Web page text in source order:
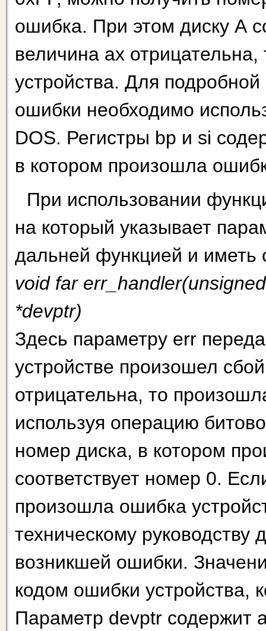
ошибка. При этом диску А
величина ах
устройства. Для
ошибки необходимо
DOS. Регистры bp и si
в котором произошла
При использовании
на который указывает
дальней функцией и иметь
void far
*devptr)
Здесь параметру err
устройстве произошел
отрицательна, то
используя операцию
номер диска, в котором
соответствует номер 0.
произошла ошибка
техническому руководству
возникшей ошибки.
кодом ошибки устройства,
Параметр devptr содержит